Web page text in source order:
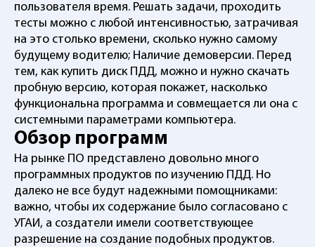
пользователя время. Решать задачи, проходить
тесты можно с любой интенсивностью, затрачивая
на это столько времени, сколько нужно самому
будущему водителю; Наличие демоверсии. Перед
тем, как купить диск ПДД, можно и нужно скачать
пробную версию, которая покажет, насколько
функциональна программа и совмещается ли она с
системными параметрами компьютера.
Обзор программ
На рынке ПО представлено довольно много
программных продуктов по изучению ПДД. Но
далеко не все будут надежными помощниками:
важно, чтобы их содержание было согласовано с
УГАИ, а создатели имели соответствующее
разрешение на создание подобных продуктов.